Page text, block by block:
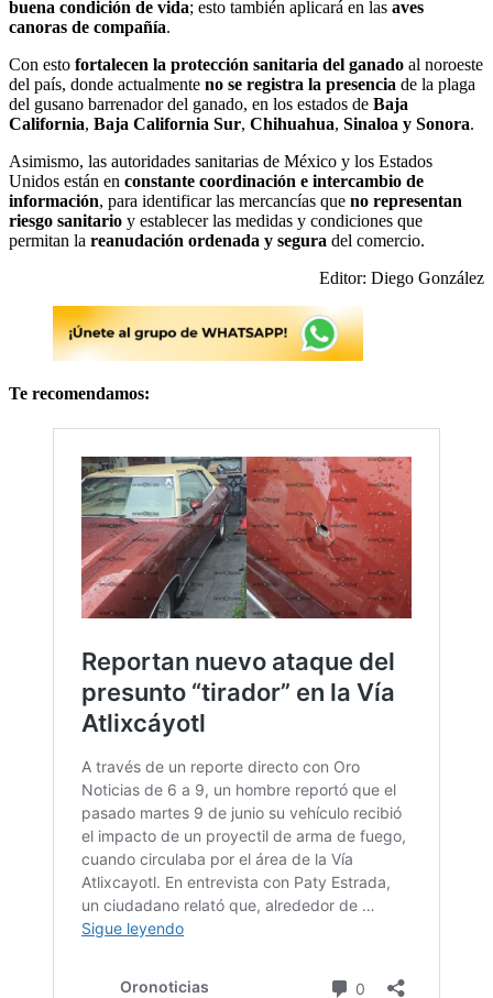
buena condición de vida; esto también aplicará en las aves
canoras de compañía.
Con esto fortalecen la protección sanitaria del ganado al noroeste
del país, donde actualmente no se registra la presencia de la plaga
del gusano barrenador del ganado, en los estados de Baja
California, Baja California Sur, Chihuahua, Sinaloa y Sonora.
Asimismo, las autoridades sanitarias de México y los Estados
Unidos están en constante coordinación e intercambio de
información, para identificar las mercancías que no representan
riesgo sanitario y establecer las medidas y condiciones que
permitan la reanudación ordenada y segura del comercio.
Editor: Diego González
Te recomendamos: